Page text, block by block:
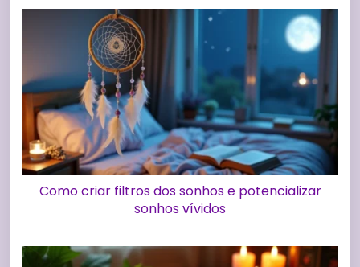
Como criar filtros dos sonhos e potencializar
sonhos vívidos